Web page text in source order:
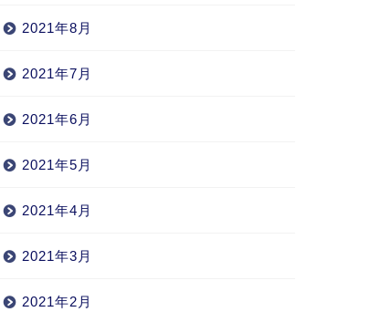
2021年8月
2021年7月
2021年6月
2021年5月
2021年4月
2021年3月
2021年2月